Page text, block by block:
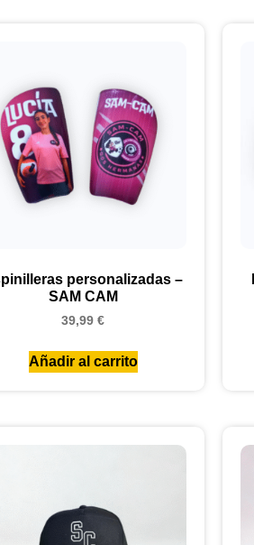
personalizadas –
SAM CAM
39,99 €
Añadir al carrito